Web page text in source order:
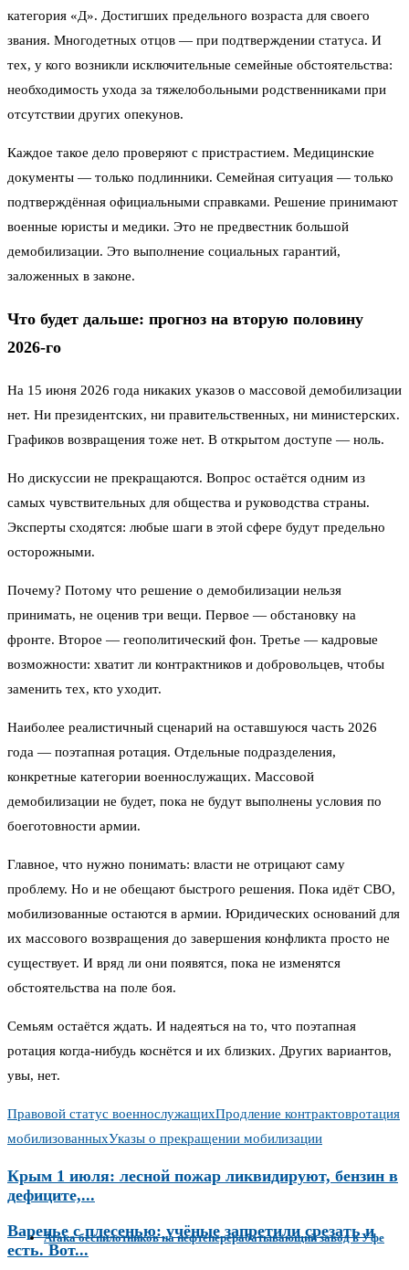
категория «Д». Достигших предельного возраста для своего
звания. Многодетных отцов — при подтверждении статуса. И
тех, у кого возникли исключительные семейные обстоятельства:
необходимость ухода за тяжелобольными родственниками при
отсутствии других опекунов.
Каждое такое дело проверяют с пристрастием. Медицинские
документы — только подлинники. Семейная ситуация — только
подтверждённая официальными справками. Решение принимают
военные юристы и медики. Это не предвестник большой
демобилизации. Это выполнение социальных гарантий,
заложенных в законе.
Что будет дальше: прогноз на вторую половину
2026-го
На 15 июня 2026 года никаких указов о массовой демобилизации
нет. Ни президентских, ни правительственных, ни министерских.
Графиков возвращения тоже нет. В открытом доступе — ноль.
Но дискуссии не прекращаются. Вопрос остаётся одним из
самых чувствительных для общества и руководства страны.
Эксперты сходятся: любые шаги в этой сфере будут предельно
осторожными.
Почему? Потому что решение о демобилизации нельзя
принимать, не оценив три вещи. Первое — обстановку на
фронте. Второе — геополитический фон. Третье — кадровые
возможности: хватит ли контрактников и добровольцев, чтобы
заменить тех, кто уходит.
Наиболее реалистичный сценарий на оставшуюся часть 2026
года — поэтапная ротация. Отдельные подразделения,
конкретные категории военнослужащих. Массовой
демобилизации не будет, пока не будут выполнены условия по
боеготовности армии.
Главное, что нужно понимать: власти не отрицают саму
проблему. Но и не обещают быстрого решения. Пока идёт СВО,
мобилизованные остаются в армии. Юридических оснований для
их массового возвращения до завершения конфликта просто не
существует. И вряд ли они появятся, пока не изменятся
обстоятельства на поле боя.
Семьям остаётся ждать. И надеяться на то, что поэтапная
ротация когда-нибудь коснётся и их близких. Других вариантов,
увы, нет.
Правовой статус военнослужащихПродление контрактовротация
мобилизованныхУказы о прекращении мобилизации
Крым 1 июля: лесной пожар ликвидируют, бензин в
дефиците,...
Варенье с плесенью: учёные запретили срезать и
есть. Вот...
Атака беспилотников на нефтеперерабатывающий завод в Уфе